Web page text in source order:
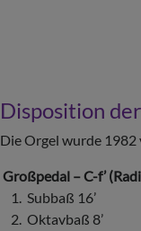
Disposition
Die Orgel wurde
Großpedal – C-f’
1. Subbaß 16’
2. Oktavbaß 8’